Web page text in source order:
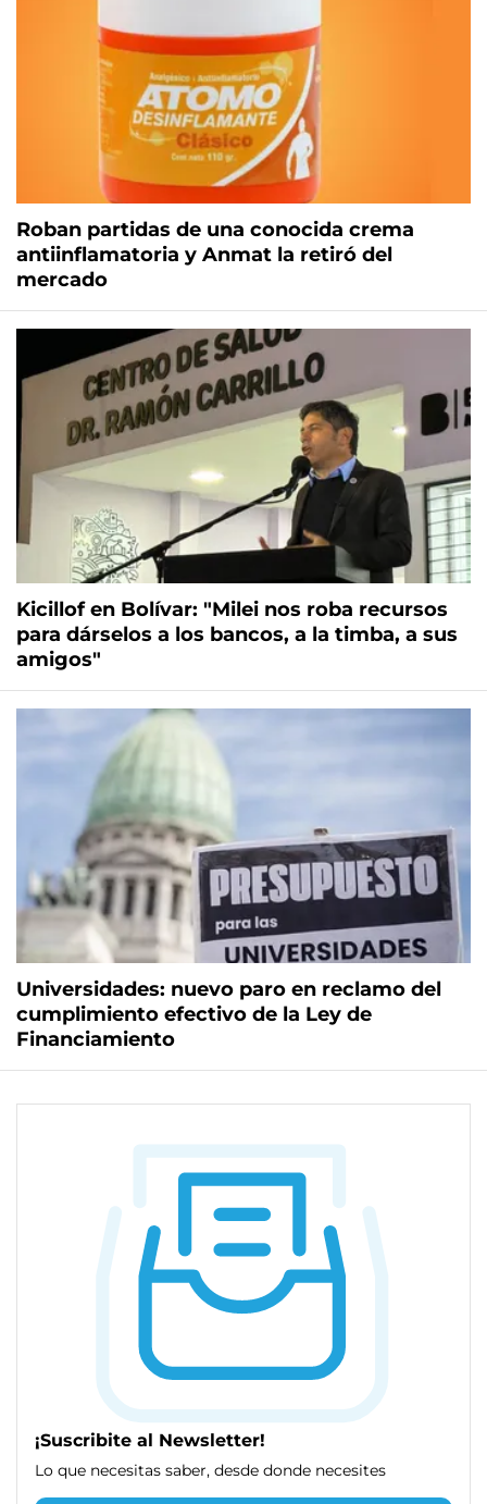
Roban partidas de una conocida crema
antiinflamatoria y Anmat la retiró del
mercado
Kicillof en Bolívar: "Milei nos roba recursos
para dárselos a los bancos, a la timba, a sus
amigos"
Universidades: nuevo paro en reclamo del
cumplimiento efectivo de la Ley de
Financiamiento
¡Suscribite al Newsletter!
Lo que necesitas saber, desde donde necesites